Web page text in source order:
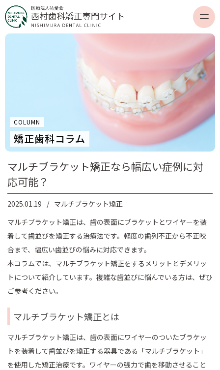
COLUMN
矯正歯科コラム
マルチブラケット矯正なら幅広い症例に対
応可能？
2025.01.19
マルチブラケット矯正
マルチブラケット矯正は、歯の表面にブラケットとワイヤーを装
着して歯並びを矯正する治療法です。軽度の歯列不正から不正咬
合まで、幅広い歯並びの悩みに対応できます。
本コラムでは、マルチブラケット矯正をするメリットとデメリッ
トについて紹介しています。複雑な歯並びに悩んでいる方は、ぜひ
ご参考ください。
マルチブラケット矯正とは
マルチブラケット矯正は、歯の表面にワイヤーのついたブラケッ
トを装着して歯並びを矯正する器具である「マルチブラケット」
を使用した矯正治療です。ワイヤーの張力で歯を移動させること